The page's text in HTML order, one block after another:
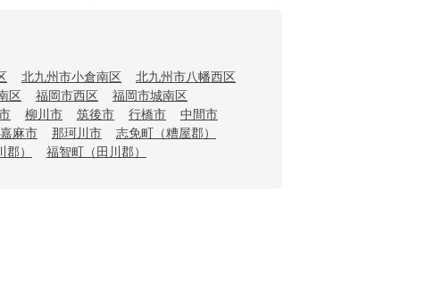
北九州市小倉南区
北九州市八幡西区
区 福岡市西区
福岡市城南区
柳川市 筑後市 行橋市
中間市
嘉麻市 那珂川市
志免町（糟屋郡）
） 福智町（田川郡）